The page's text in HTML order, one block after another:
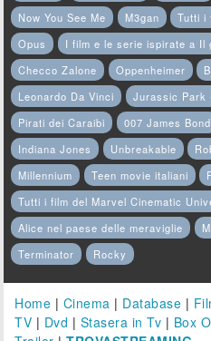
Now You See Me
M3gan
Tutti i
Opus
I film e le serie ispirate a Il
Checco Zalone
Oppenheimer
Leonardo Da Vinci
Jurassic Park
Pirati dei Caraibi
007 James Bond
Indiana Jones
Unbreakable
Millennium
Teen movie italiani
Tutti i film del Marvel Cinematic
Alice nel paese delle meraviglie
Terminator
Rocky
Home | Cinema | Database |
TV | Dvd | Stasera in Tv | Box